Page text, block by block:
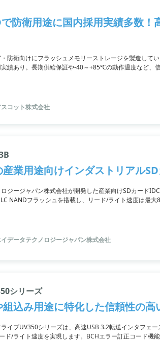
で防衛用途に国内採用実績多数
防衛向けにフラッシュメモリーストレージを製造して
績あり。長期供給保証や-40～+85℃の動作温度など、
コット株式会社
業用途向けインダストリアル
ジージャパン株式会社が開発した産業向けSDカード
NANDフラッシュを搭載し、リード/ライト速度は最
データテクノロジージャパン株式会社
シリーズ
込み用途に特化した信頼性の
イブUV350シリーズは、高速USB 3.2転送インタフェ
ド/ライト速度を実現します。BCHエラー訂正コード機